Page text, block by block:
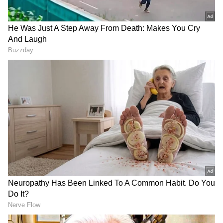
தேசியப் பங்குச்சந்தையில் நிப்டி 117
புள்ளிகள் அதிகரித்து, 18,132 புள்ளிகளில்
முடிந்தது. காலையில் 18ஆயிரம்
புள்ளிகளுக்கு கீழ்சென்ற நிப்டி மீண்டும்
18ஆயிரம் புள்ளிகளுக்கு மேல் உயர்ந்து
முடிந்தது
RECOMMENDED STORIES
HRA Rules: கணவன் -
மனைவி ரெண்டு பேருமே
அரசு ஊழியரா? யாருக்கு
HRA கிடைக்கும்? அரசின்
விளக்கம் இதோ!
Aviation Fuel: விமான
எரிபொருளில் எத்தனால்
கலப்பா? மத்திய அரசு
பரபரப்பு விளக்கம்!